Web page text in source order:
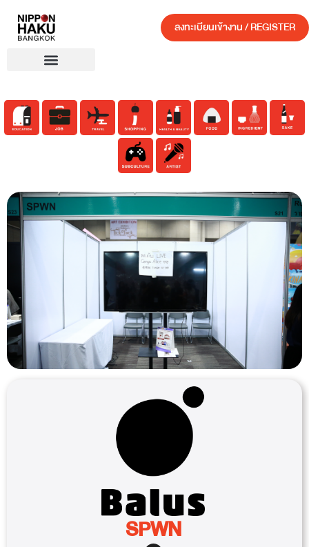
ลงทะเบียนเข้างาน / REGISTER
SPWN